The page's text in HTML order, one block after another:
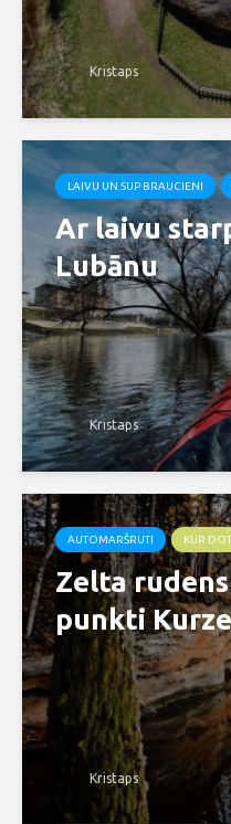
Kristaps
LAIVU UN SUP BRAUCIENI
Ar laivu
Lubānu
Kristaps
AUTOMARŠRUTI KUR
Zelta
punkti
Kristaps